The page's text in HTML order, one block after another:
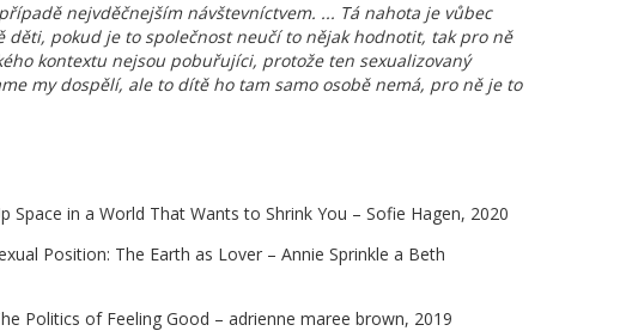
nejvděčnejším návštevníctvem. ... Tá nahota je vůbec
děti, pokud je to společnost neučí to nějak hodnotit, tak pro ně
kontextu nejsou pobuřujíci, protože ten sexualizovaný
my dospělí, ale to dítě ho tam samo osobě nemá, pro ně je to
Space in a World That Wants to Shrink You – Sofie Hagen, 2020
Position: The Earth as Lover – Annie Sprinkle a Beth
Politics of Feeling Good – adrienne maree brown, 2019